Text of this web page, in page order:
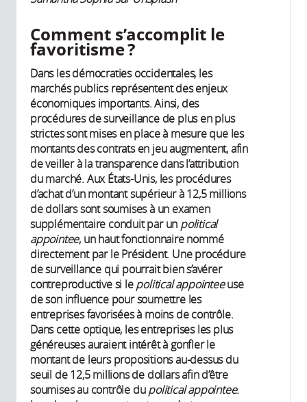
Comment s’accomplit le
favoritisme ?
Dans les démocraties occidentales, les
marchés publics représentent des enjeux
économiques importants. Ainsi, des
procédures de surveillance de plus en plus
strictes sont mises en place à mesure que les
montants des contrats en jeu augmentent, afin
de veiller à la transparence dans l’attribution
du marché. Aux États-Unis, les procédures
d’achat d’un montant supérieur à 12,5 millions
de dollars sont soumises à un examen
supplémentaire conduit par un political
appointee, un haut fonctionnaire nommé
directement par le Président. Une procédure
de surveillance qui pourrait bien s’avérer
contreproductive si lepolitical appointeeuse
de son influence pour soumettre les
entreprises favorisées à moins de contrôle.
Dans cette optique, les entreprises les plus
généreuses auraient intérêt à gonfler le
montant de leurs propositions au-dessus du
seuil de 12,5 millions de dollars afin d’être
soumises au contrôle dupolitical appointee.